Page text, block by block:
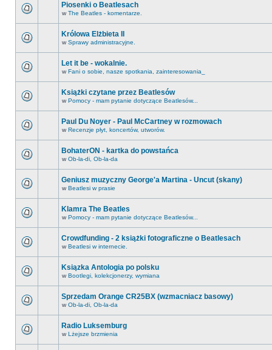
Piosenki o Beatlesach
w The Beatles - komentarze.
Królowa Elżbieta II
w Sprawy administracyjne.
Let it be - wokalnie.
w Fani o sobie, nasze spotkania, zainteresowania_
Książki czytane przez Beatlesów
w Pomocy - mam pytanie dotyczące Beatlesów...
Paul Du Noyer - Paul McCartney w rozmowach
w Recenzje płyt, koncertów, utworów.
BohaterON - kartka do powstańca
w Ob-la-di, Ob-la-da
Geniusz muzyczny George'a Martina - Uncut (skany)
w Beatlesi w prasie
Klamra The Beatles
w Pomocy - mam pytanie dotyczące Beatlesów...
Crowdfunding - 2 książki fotograficzne o Beatlesach
w Beatlesi w internecie.
Ksiązka Antologia po polsku
w Bootlegi, kolekcjonerzy, wymiana
Sprzedam Orange CR25BX (wzmacniacz basowy)
w Ob-la-di, Ob-la-da
Radio Luksemburg
w Lżejsze brzmienia